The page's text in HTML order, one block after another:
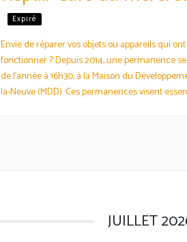
Expiré
Envie de réparer vos objets ou appareils qui
fonctionner ? Depuis 2014, une permanence
de l’année à 16h30, à la Maison du
la-Neuve (MDD). Ces permanences visent
JUILLET